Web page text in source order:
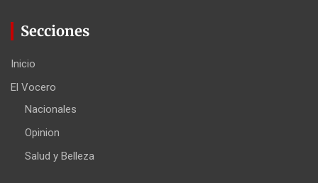
Secciones
Inicio
El Vocero
Nacionales
Opinion
Salud y Belleza